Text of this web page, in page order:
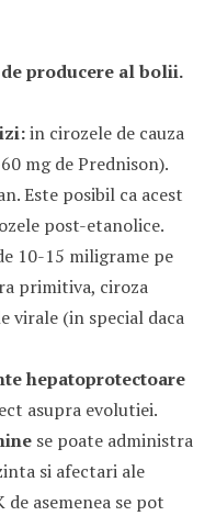
producere al bolii.
in cirozele de cauza
mg de Prednison).
Este posibil ca acest
post-etanolice.
10-15 miligrame pe
primitiva, ciroza
virale (in special daca
hepatoprotectoare
asupra evolutiei.
se poate administra
si afectari ale
asemenea se pot